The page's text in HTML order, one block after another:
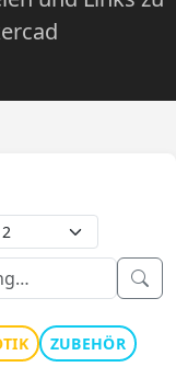
ZUBEHÖR